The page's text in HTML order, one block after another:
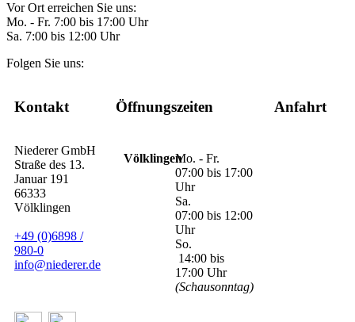
Vor Ort erreichen Sie uns:
Mo. - Fr. 7:00 bis 17:00 Uhr
Sa. 7:00 bis 12:00 Uhr
Folgen Sie uns:
Kontakt
Niederer GmbH
Straße des 13.
Januar 191
66333
Völklingen
+49 (0)6898 /
980-0
info@niederer.de
Öffnungszeiten
VölklingenMo. - Fr.
07:00 bis 17:00
Uhr
Sa.
07:00 bis 12:00
Uhr
So.
14:00 bis
17:00 Uhr
(Schausonntag)
Anfahrt